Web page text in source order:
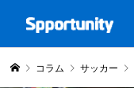
コラム サッカー